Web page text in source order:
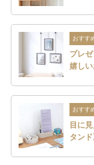
おすす
プレ
嬉し
おすす
目に
タン